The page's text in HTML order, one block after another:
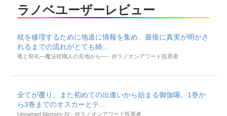
ラノベユーザーレビュー
杖を修理するために地道に情報を集め、最後に真実が明かさ
れるまでの流れがとても綺...
竜と祭礼―魔法杖職人の見地から― - @ラノオンアワード投票者
全てが覆り、また初めての出逢いから始まる御伽噺。1巻か
ら3巻までのオスカーとテ...
Unnamed Memory IV - @ラノオンアワード投票者